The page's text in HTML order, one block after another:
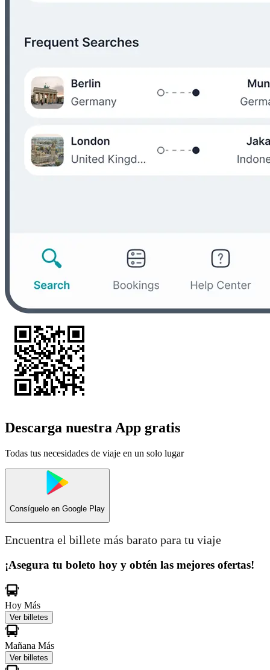
Descarga nuestra App gratis
Todas tus necesidades de viaje en un solo lugar
Consíguelo en Google Play
Encuentra el billete más barato para tu viaje
¡Asegura tu boleto hoy y obtén las mejores ofertas!
Hoy Más
Ver billetes
Mañana Más
Ver billetes